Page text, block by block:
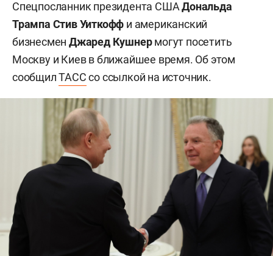
Спецпосланник президента СШАДональда
Трампа Стив Уиткофф и американский
бизнесменДжаред Кушнермогут посетить
Москву и Киев в ближайшее время. Об этом
сообщилТАССсо ссылкой на источник.